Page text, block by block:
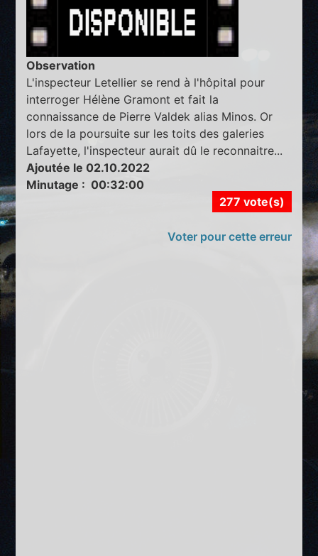
Observation
L'inspecteur Letellier se rend à l'hôpital pour
interroger Hélène Gramont et fait la
connaissance de Pierre Valdek alias Minos. Or
lors de la poursuite sur les toits des galeries
Lafayette, l'inspecteur aurait dû le reconnaitre...
Ajoutée le 02.10.2022
Minutage : 00:32:00
277 vote(s)
Voter pour cette erreur